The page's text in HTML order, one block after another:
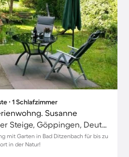
∙ 1 Schlafzimmer
Susanne
Geislingen an der Steige, Göppingen, Deutschland
mit Garten in Bad Ditzenbach für bis zu
in der Natur!